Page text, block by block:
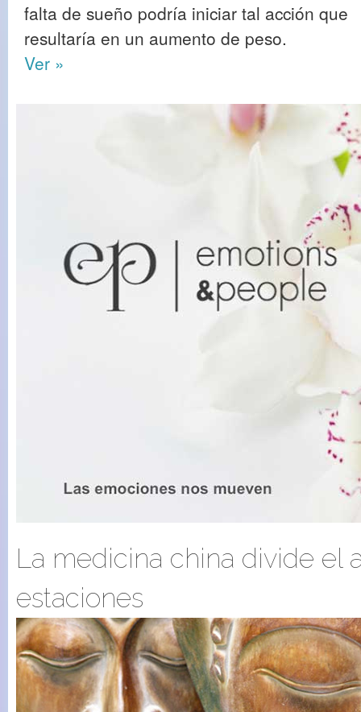
falta de sueño podría iniciar tal acción que
resultaría en un aumento de peso.
Ver »
La medicina china divide el
estaciones